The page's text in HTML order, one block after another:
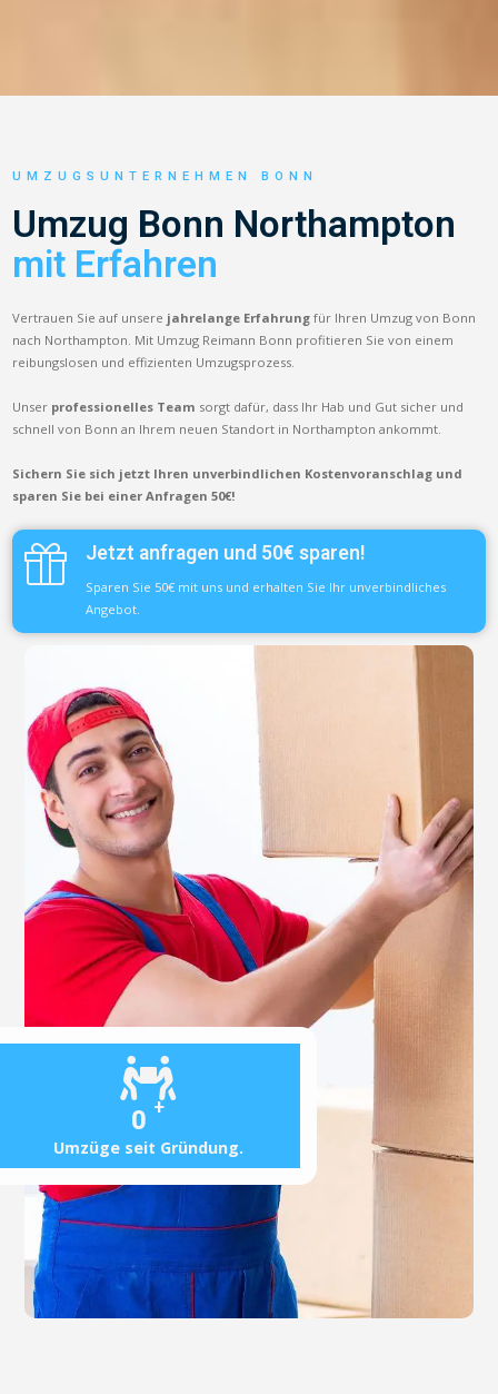
0 +
Umzüge seit Gründung.
UMZUGSUNTERNEHMEN BONN
Umzug Bonn Northampton
mit Erfahren
Vertrauen Sie auf unsere jahrelange Erfahrung für Ihren Umzug von Bonn
nach Northampton. Mit Umzug Reimann Bonn profitieren Sie von einem
reibungslosen und effizienten Umzugsprozess.
Unser professionelles Team sorgt dafür, dass Ihr Hab und Gut sicher und
schnell von Bonn an Ihrem neuen Standort in Northampton ankommt.
Sichern Sie sich jetzt Ihren unverbindlichen Kostenvoranschlag und
sparen Sie bei einer Anfragen 50€!
Jetzt anfragen und 50€ sparen!
Sparen Sie 50€ mit uns und erhalten Sie Ihr unverbindliches
Angebot.